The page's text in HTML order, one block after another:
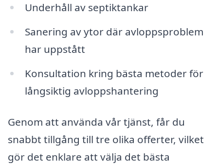
Underhåll av septiktankar
Sanering av ytor där avloppsproblem
har uppstått
Konsultation kring bästa metoder för
långsiktig avloppshantering
Genom att använda vår tjänst, får du
snabbt tillgång till tre olika offerter, vilket
gör det enklare att välja det bästa